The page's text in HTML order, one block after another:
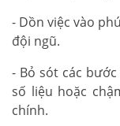
- Dồn việc vào
đội ngũ.
- Bỏ sót các
số liệu hoặc
chính.